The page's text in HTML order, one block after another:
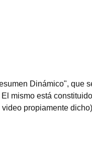
Dinámico", que
mismo está
video propiamente